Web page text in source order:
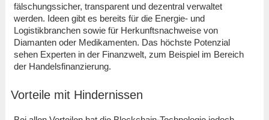
fälschungssicher, transparent und dezentral verwaltet
werden. Ideen gibt es bereits für die Energie- und
Logistikbranchen sowie für Herkunftsnachweise von
Diamanten oder Medikamenten. Das höchste Potenzial
sehen Experten in der Finanzwelt, zum Beispiel im Bereich
der Handelsfinanzierung.
Vorteile mit Hindernissen